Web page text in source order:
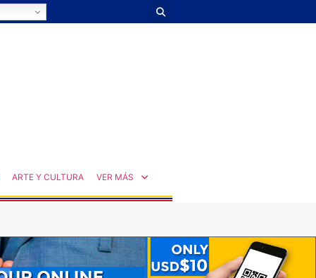
ARTE Y CULTURA VER MÁS